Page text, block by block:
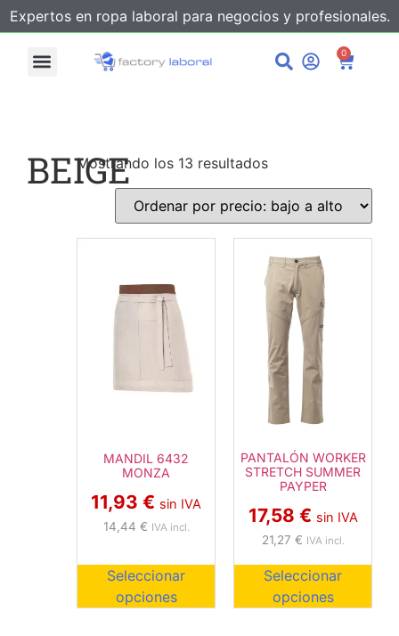
Expertos en ropa laboral para negocios y profesionales.
0
Mostrando los 13 resultados
MANDIL 6432
MONZA
11,93€ sin IVA
14,44 € IVA incl.
Seleccionar
opciones
PANTALÓN WORKER
STRETCH SUMMER
PAYPER
17,58 € sin IVA
21,27 € IVA incl.
Seleccionar
opciones
BEIGE